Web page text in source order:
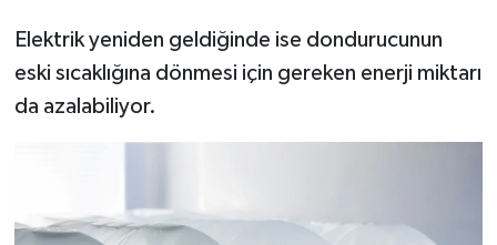
Elektrik yeniden geldiğinde ise dondurucunun
eski sıcaklığına dönmesi için gereken enerji miktarı
da azalabiliyor.